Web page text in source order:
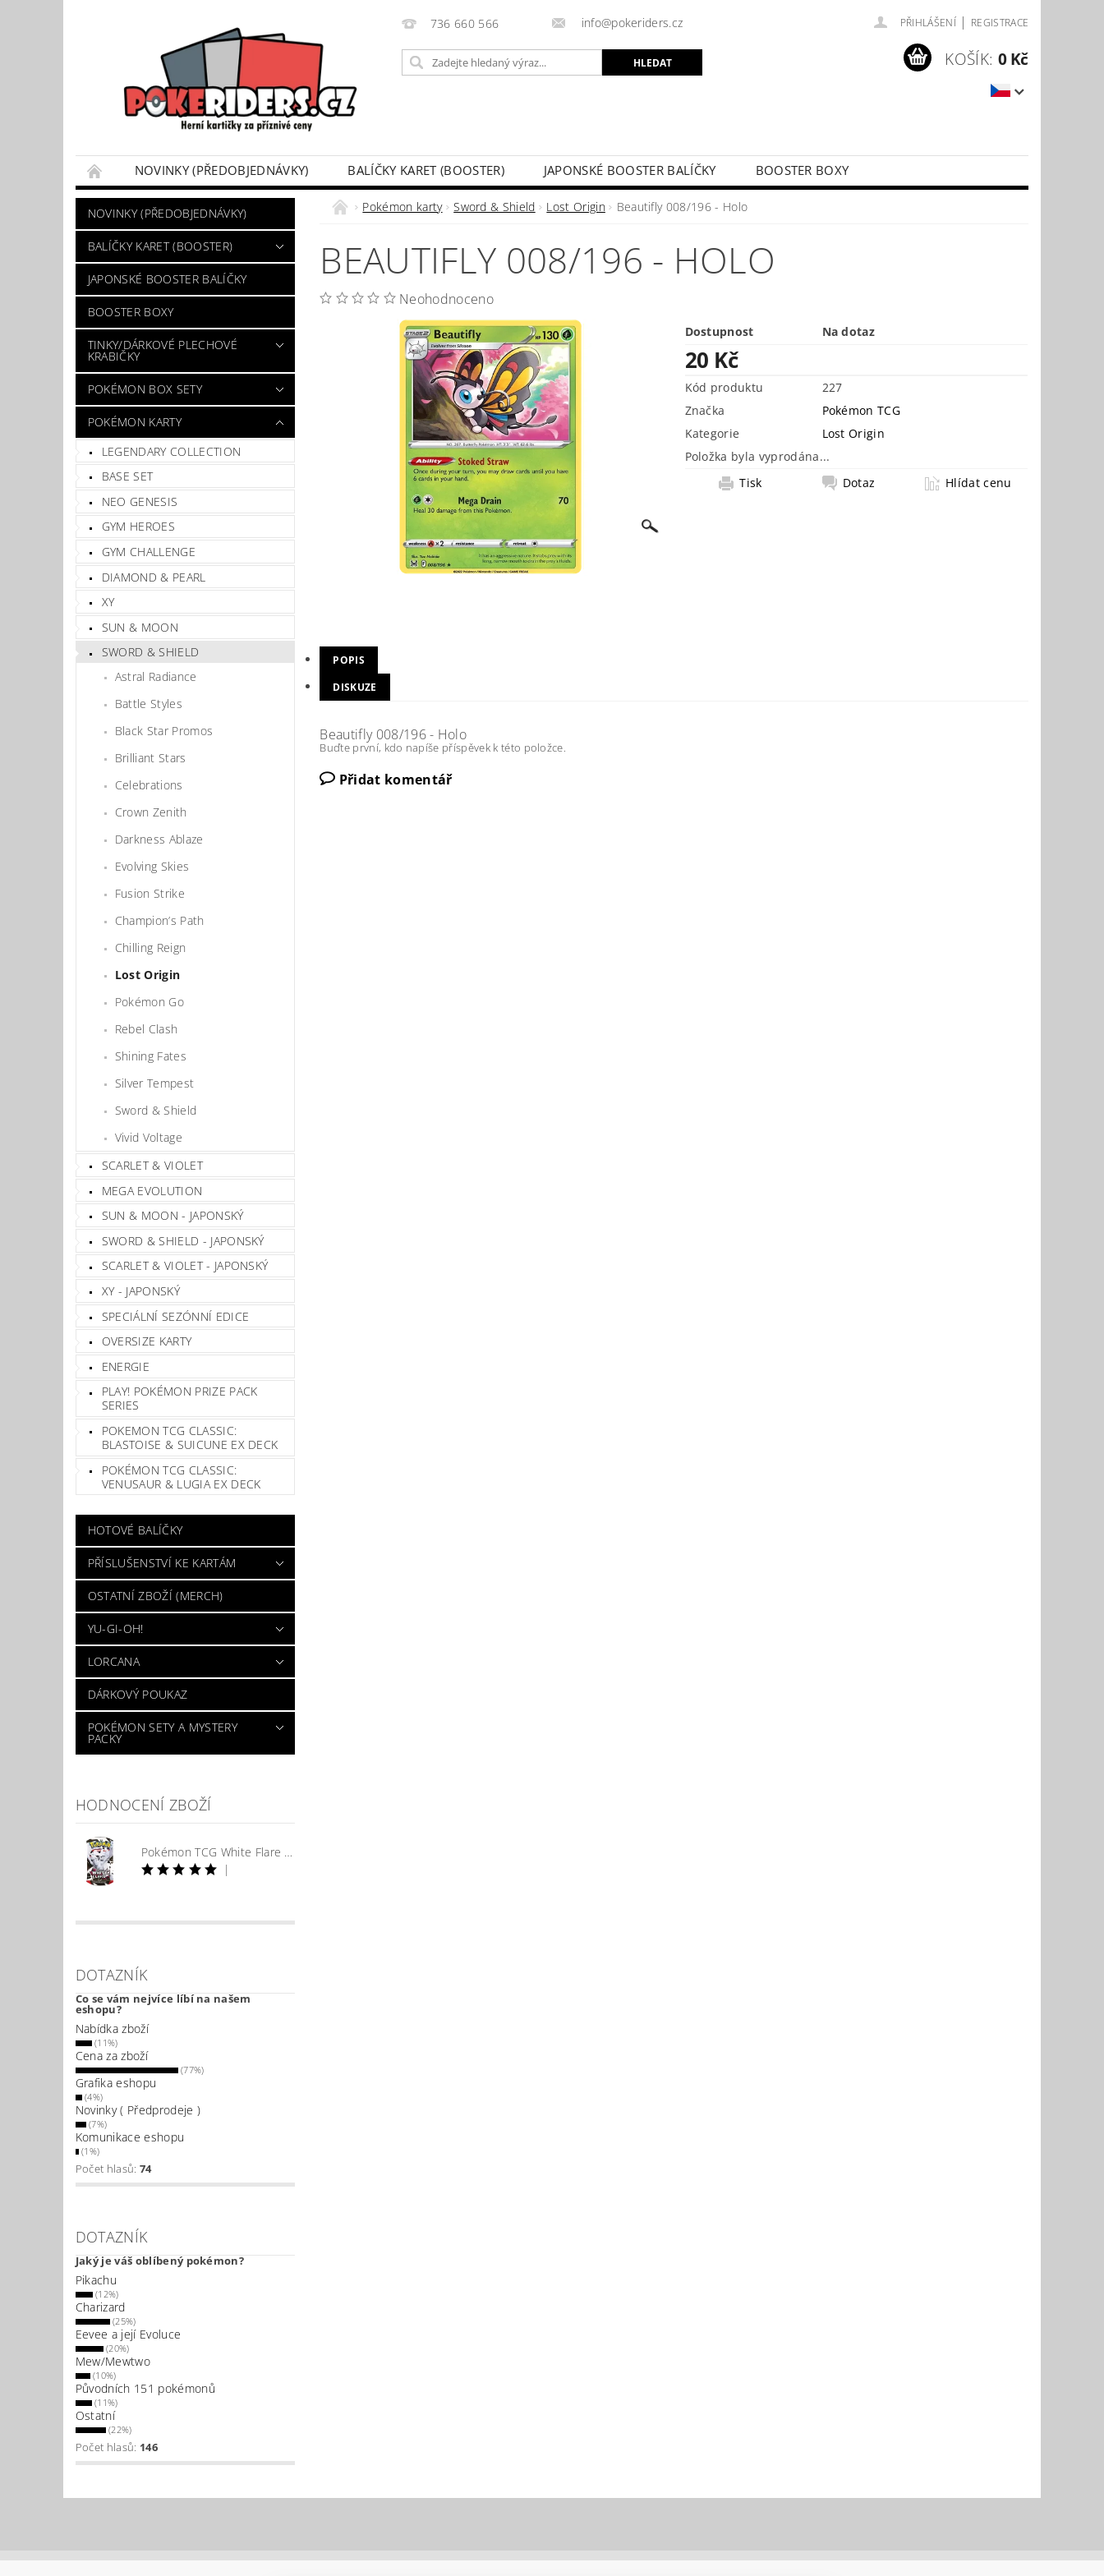
736 660 566 info@pokeriders.cz PŘIHLÁŠENÍ | REGISTRACE
KOŠÍK: 0 Kč
NOVINKY (PŘEDOBJEDNÁVKY) BALÍČKY KARET (BOOSTER) JAPONSKÉ BOOSTER BALÍČKY
BOOSTER BOXY
POKÉMON BOX SETY
TINKY/DÁRKOVÉ PLECHOVÉ KRABIČKY POKÉMON KARTY HOTOVÉ BALÍČKY
VÝKUP POKÉMON KARET
DÁRKOVÝ POUKAZ
NOVINKY (PŘEDOBJEDNÁVKY)
BALÍČKY KARET (BOOSTER)
JAPONSKÉ BOOSTER BALÍČKY
BOOSTER BOXY
TINKY/DÁRKOVÉ PLECHOVÉ
KRABIČKY
POKÉMON BOX SETY
POKÉMON KARTY
LEGENDARY COLLECTION
BASE SET
NEO GENESIS
GYM HEROES
GYM CHALLENGE
DIAMOND & PEARL
XY
SUN & MOON
SWORD & SHIELD
Astral Radiance
Battle Styles
Black Star Promos
Brilliant Stars
Celebrations
Crown Zenith
Darkness Ablaze
Evolving Skies
Fusion Strike
Champion’s Path
Chilling Reign
Lost Origin
Pokémon Go
Rebel Clash
Shining Fates
Silver Tempest
Sword & Shield
Vivid Voltage
SCARLET & VIOLET
MEGA EVOLUTION
SUN & MOON - JAPONSKÝ
SWORD & SHIELD - JAPONSKÝ
SCARLET & VIOLET - JAPONSKÝ
XY - JAPONSKÝ
SPECIÁLNÍ SEZÓNNÍ EDICE
OVERSIZE KARTY
ENERGIE
PLAY! POKÉMON PRIZE PACK
SERIES
POKEMON TCG CLASSIC:
BLASTOISE & SUICUNE EX DECK
POKÉMON TCG CLASSIC:
VENUSAUR & LUGIA EX DECK
HOTOVÉ BALÍČKY
PŘÍSLUŠENSTVÍ KE KARTÁM
OSTATNÍ ZBOŽÍ (MERCH)
YU-GI-OH!
LORCANA
DÁRKOVÝ POUKAZ
POKÉMON SETY A MYSTERY
PACKY
HODNOCENÍ ZBOŽÍ
Pokémon TCG White Flare Booster
|
DOTAZNÍK
Co se vám nejvíce líbí na našem
eshopu?
Nabídka zboží
(11%)
Cena za zboží
(77%)
Grafika eshopu
(4%)
Novinky ( Předprodeje )
(7%)
Komunikace eshopu
(1%)
Počet hlasů: 74
DOTAZNÍK
Jaký je váš oblíbený pokémon?
Pikachu
(12%)
Charizard
(25%)
Eevee a její Evoluce
(20%)
Mew/Mewtwo
(10%)
Původních 151 pokémonů
(11%)
Ostatní
(22%)
Počet hlasů: 146
Pokémon karty Sword & Shield Lost Origin Beautifly 008/196 - Holo
BEAUTIFLY 008/196 - HOLO
Neohodnoceno
Dostupnost Na dotaz
20 Kč
Kód produktu
227
Značka
Pokémon TCG
Kategorie
Lost Origin
Položka byla vyprodána...
Tisk
Dotaz Hlídat cenu
POPIS
DISKUZE
Beautifly 008/196 - Holo
Buďte první, kdo napíše příspěvek k této položce.
Přidat komentář